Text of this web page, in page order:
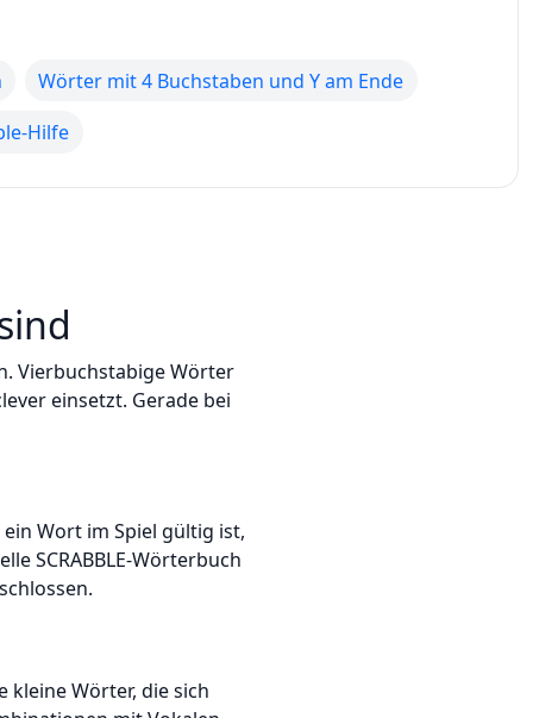
Wörter mit 4 Buchstaben und Y am Ende
Hilfe
Vierbuchstabige Wörter
einsetzt. Gerade bei
Wort im Spiel gültig ist,
SCRABBLE-Wörterbuch
kleine Wörter, die sich